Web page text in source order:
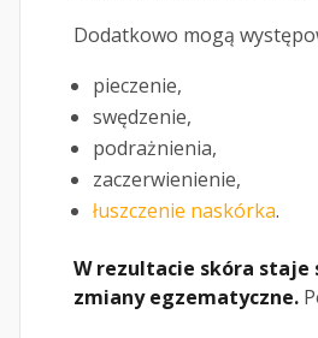
Dodatkowo mogą
pieczenie,
swędzenie,
podrażnienia,
zaczerwienienie,
łuszczenie naskórka.
W rezultacie skóra staje
zmiany egzematyczne.